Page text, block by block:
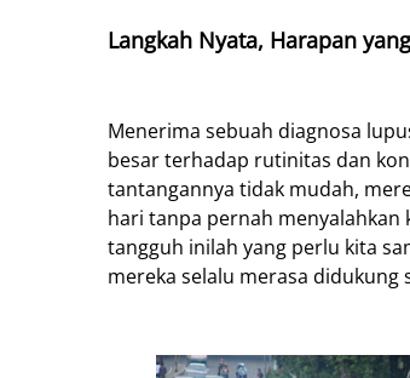
Langkah Nyata, Harapan
Menerima sebuah diagnosa
besar terhadap rutinitas dan
tantangannya tidak mudah,
hari tanpa pernah menyalahkan
tangguh inilah yang perlu kita
mereka selalu merasa didukung